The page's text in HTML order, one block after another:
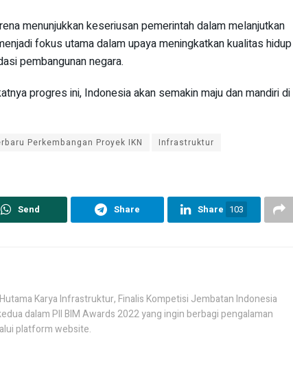
menunjukkan keseriusan pemerintah dalam melanjutkan
fokus utama dalam upaya meningkatkan kualitas hidup
pembangunan negara.
progres ini, Indonesia akan semakin maju dan mandiri di
Perkembangan Proyek IKN
Infrastruktur
Send Share Share 103
Karya Infrastruktur, Finalis Kompetisi Jembatan Indonesia
dalam PII BIM Awards 2022 yang ingin berbagi pengalaman
platform website.